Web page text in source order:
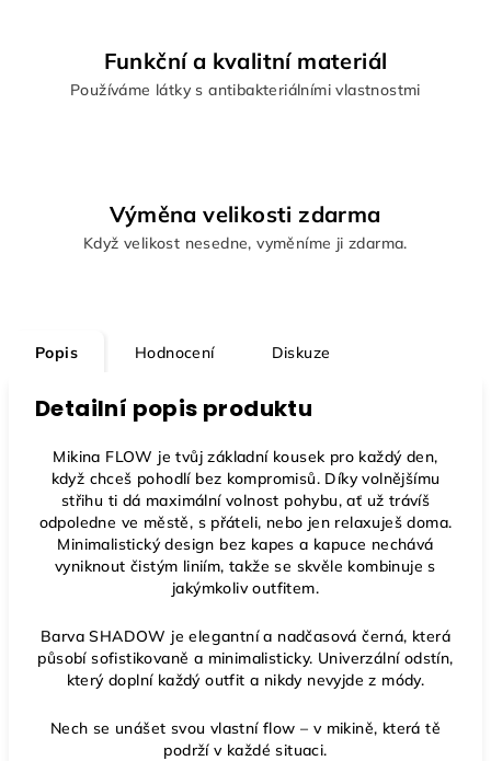
Funkční a kvalitní materiál
Používáme látky s antibakteriálními vlastnostmi
Výměna velikosti zdarma
Když velikost nesedne, vyměníme ji zdarma.
Popis Hodnocení Diskuze
Detailní popis produktu
Mikina FLOW je tvůj základní kousek pro každý den,
když chceš pohodlí bez kompromisů. Díky volnějšímu
střihu ti dá maximální volnost pohybu, ať už trávíš
odpoledne ve městě, s přáteli, nebo jen relaxuješ doma.
Minimalistický design bez kapes a kapuce nechává
vyniknout čistým liniím, takže se skvěle kombinuje s
jakýmkoliv outfitem.
Barva SHADOW je elegantní a nadčasová černá, která
působí sofistikovaně a minimalisticky. Univerzální odstín,
který doplní každý outfit a nikdy nevyjde z módy.
Nech se unášet svou vlastní flow – v mikině, která tě
podrží v každé situaci.